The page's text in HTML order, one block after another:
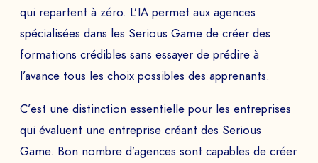
qui repartent à zéro. L’IA permet aux agences
spécialisées dans les Serious Game de créer des
formations crédibles sans essayer de prédire à
l’avance tous les choix possibles des apprenants.
C’est une distinction essentielle pour les entreprises
qui évaluent une entreprise créant des Serious
Game. Bon nombre d’agences sont capables de créer